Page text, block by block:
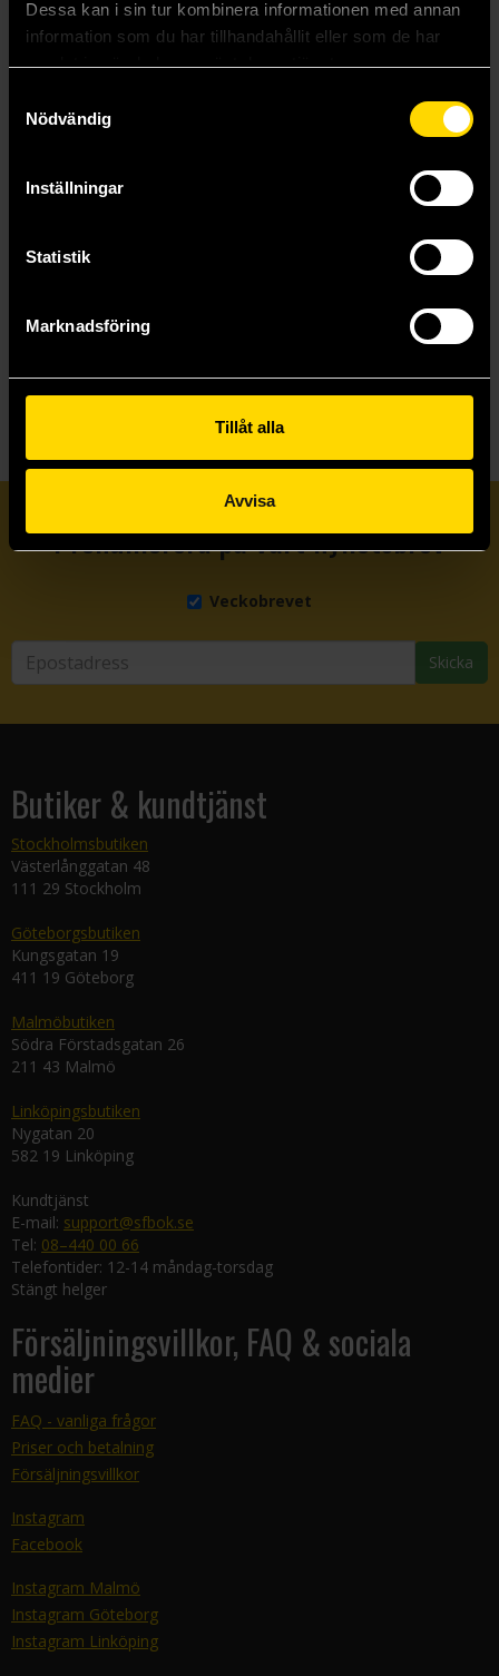
Dessa kan i sin tur kombinera informationen med annan
information som du har tillhandahållit eller som de har
samlat in när du har använt deras tjänster.
Nödvändig
Inställningar
Statistik
Marknadsföring
Tillåt alla
Avvisa
Hobbiton Tote Bag
129 kr
Prenumerera på vårt nyhetsbrev
Veckobrevet
Skicka
Butiker & kundtjänst
Stockholmsbutiken
Västerlånggatan 48
111 29 Stockholm
Göteborgsbutiken
Kungsgatan 19
411 19 Göteborg
Malmöbutiken
Södra Förstadsgatan 26
211 43 Malmö
Linköpingsbutiken
Nygatan 20
582 19 Linköping
Kundtjänst
E-mail: support@sfbok.se
Tel: 08–440 00 66
Telefontider: 12-14 måndag-torsdag
Stängt helger
Försäljningsvillkor, FAQ & sociala
medier
FAQ - vanliga frågor
Priser och betalning
Försäljningsvillkor
Instagram
Facebook
Instagram Malmö
Instagram Göteborg
Instagram Linköping